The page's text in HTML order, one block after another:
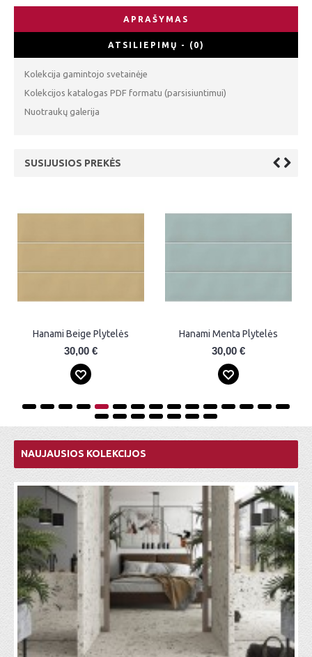
APRAŠYMAS
ATSILIEPIMŲ - (0)
Kolekcija gamintojo svetainėje
Kolekcijos katalogas PDF formatu (parsisiuntimui)
Nuotraukų galerija
SUSIJUSIOS PREKĖS
30,00 €
Hanami Sakura Turquesa Plytelės
30,00 €
NAUJAUSIOS KOLEKCIJOS